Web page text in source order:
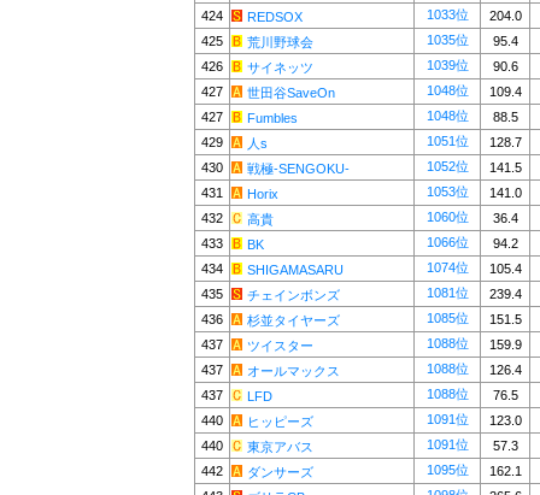
424
REDSOX 1033位
204.0
425
荒川野球会 1035位
95.4
426
サイネッツ 1039位
90.6
427
世田谷SaveOn 1048位
109.4
427
Fumbles 1048位
88.5
429
人s 1051位
128.7
430
戦極-SENGOKU- 1052位
141.5
431
Horix 1053位
141.0
432
高貴 1060位
36.4
433
BK 1066位
94.2
434
SHIGAMASARU 1074位
105.4
435
チェインボンズ 1081位
239.4
436
杉並タイヤーズ 1085位
151.5
437
ツイスター 1088位
159.9
437
オールマックス 1088位
126.4
437
LFD 1088位
76.5
440
ヒッピーズ 1091位
123.0
440
東京アバス 1091位
57.3
442
ダンサーズ 1095位
162.1